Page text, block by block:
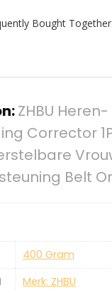
Bought
ZHBU
Corrector
Belt
‎400 Gram
Merk: ZHBU